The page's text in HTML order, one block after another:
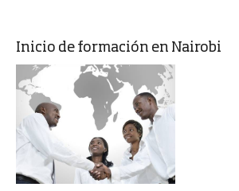
Inicio de formación en Nairobi